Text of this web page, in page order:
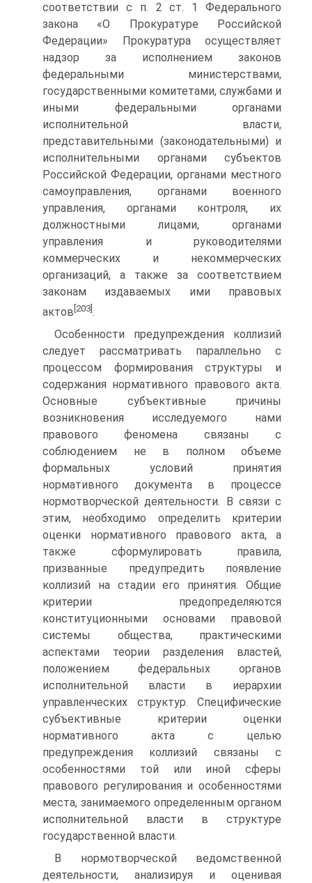
соответствии с п. 2 ст. 1 Федерального
закона «О Прокуратуре Российской
Федерации» Прокуратура осуществляет
надзор за исполнением законов
федеральными министерствами,
государственными комитетами, службами и
иными федеральными органами
исполнительной власти,
представительными (законодательными) и
исполнительными органами субъектов
Российской Федерации, органами местного
самоуправления, органами военного
управления, органами контроля, их
должностными лицами, органами
управления и руководителями
коммерческих и некоммерческих
организаций, а также за соответствием
законам издаваемых ими правовых
актов [203].
Особенности предупреждения коллизий
следует рассматривать параллельно с
процессом формирования структуры и
содержания нормативного правового акта.
Основные субъективные причины
возникновения исследуемого нами
правового феномена связаны с
соблюдением не в полном объеме
формальных условий принятия
нормативного документа в процессе
нормотворческой деятельности. В связи с
этим, необходимо определить критерии
оценки нормативного правового акта, а
также сформулировать правила,
призванные предупредить появление
коллизий на стадии его принятия. Общие
критерии предопределяются
конституционными основами правовой
системы общества, практическими
аспектами теории разделения властей,
положением федеральных органов
исполнительной власти в иерархии
управленческих структур. Специфические
субъективные критерии оценки
нормативного акта с целью
предупреждения коллизий связаны с
особенностями той или иной сферы
правового регулирования и особенностями
места, занимаемого определенным органом
исполнительной власти в структуре
государственной власти.
В нормотворческой ведомственной
деятельности, анализируя и оценивая